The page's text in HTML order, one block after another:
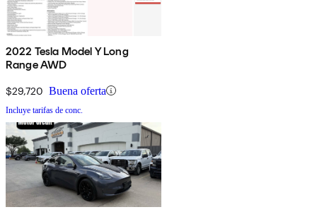
2022 Tesla Model Y Long
Range AWD
$29,720 Buena oferta
Incluye tarifas de conc.